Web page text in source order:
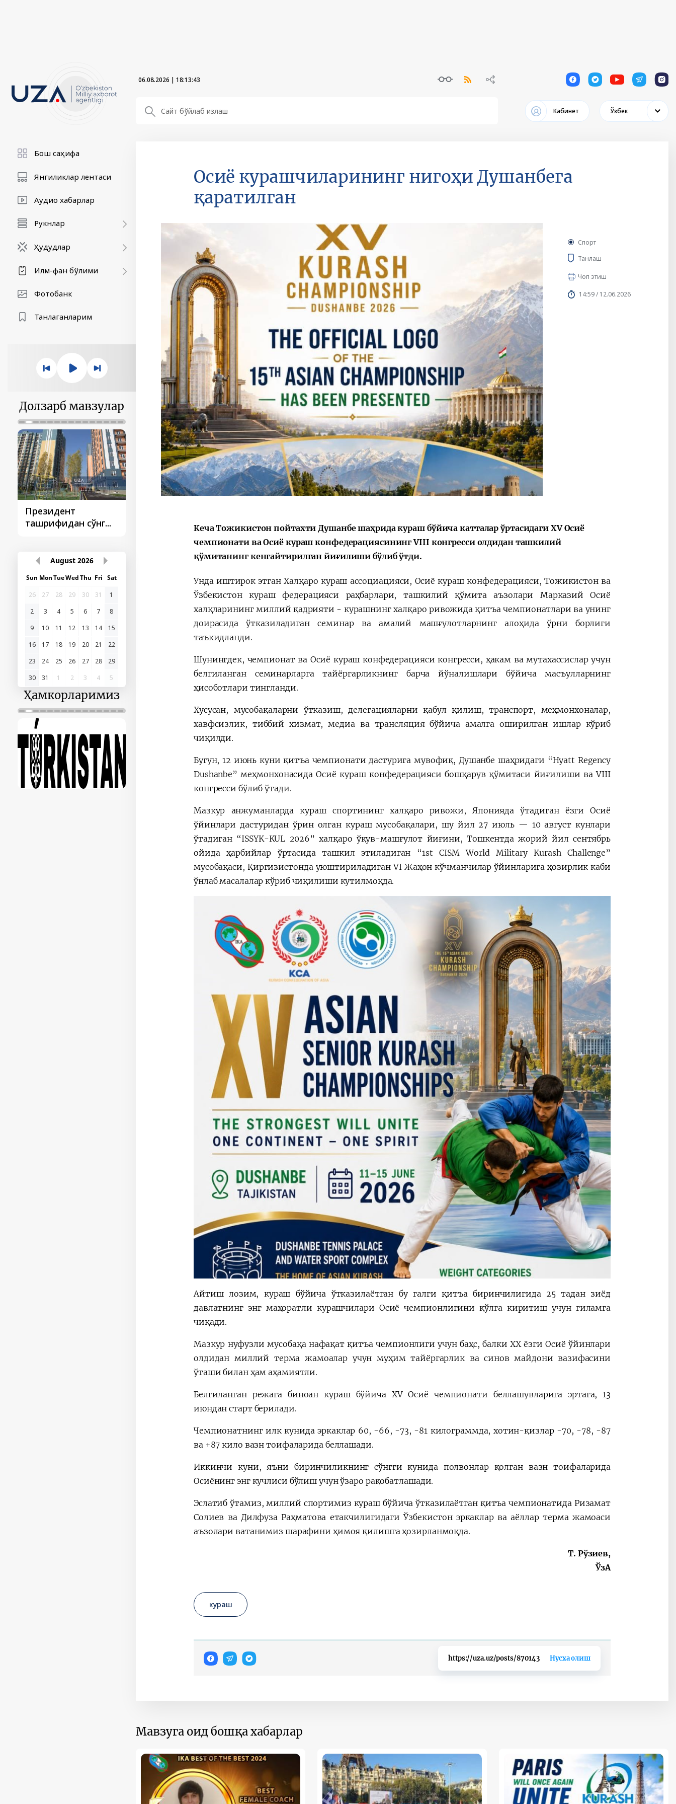
06.08.2026 | 18:13:44 1 1 1 1 1
Кабинет Ўзбек
Бош саҳифа
Янгиликлар лентаси
Аудио хабарлар
Рукнлар
Ҳудудлар
Илм-фан бўлими
Фотобанк
Танлаганларим
Долзарб мавзулар
Президент
ташрифидан сўнг...
ташрифлари
стратегияси
Мирзиёев
раислигида
ўтказилган
August 2026
Sun MonTueWedThu Fri Sat
26
27 28 29 30 31
1
2
3 4 5 6 7
8
9
10 11 12 13 14
15
16
17 18 19 20 21
22
23
24 25 26 27 28
29
30
31 1 2 3 4 5
Ҳамкорларимиз
Осиё курашчиларининг нигоҳи Душанбега
қаратилган
Спорт
Танлаш
Чоп этиш
14:59 / 12.06.2026
Кеча Тожикистон пойтахти Душанбе шаҳрида кураш бўйича катталар ўртасидаги XV Осиё
чемпионати ва Осиё кураш конфедерациясининг VIII конгресси олдидан ташкилий
қўмитанинг кенгайтирилган йиғилиши бўлиб ўтди.
Унда иштирок этган Халқаро кураш ассоциацияси, Осиё кураш конфедерацияси, Тожикистон ва
Ўзбекистон кураш федерацияси раҳбарлари, ташкилий қўмита аъзолари Марказий Осиё
халқларининг миллий қадрияти - курашнинг халқаро ривожида қитъа чемпионатлари ва унинг
доирасида ўтказиладиган семинар ва амалий машғулотларнинг алоҳида ўрни борлиги
таъкидланди.
Шунингдек, чемпионат ва Осиё кураш конфедерацияси конгресси, ҳакам ва мутахассислар учун
белгиланган семинарларга тайёргарликнинг барча йўналишлари бўйича масъулларнинг
ҳисоботлари тингланди.
Хусусан, мусобақаларни ўтказиш, делегацияларни қабул қилиш, транспорт, меҳмонхоналар,
хавфсизлик, тиббий хизмат, медиа ва трансляция бўйича амалга оширилган ишлар кўриб
чиқилди.
Бугун, 12 июнь куни қитъа чемпионати дастурига мувофиқ, Душанбе шаҳридаги “Hyatt Regency
Dushanbe” меҳмонхонасида Осиё кураш конфедерацияси бошқарув қўмитаси йиғилиши ва VIII
конгресси бўлиб ўтади.
Мазкур анжуманларда кураш спортининг халқаро ривожи, Японияда ўтадиган ёзги Осиё
ўйинлари дастуридан ўрин олган кураш мусобақалари, шу йил 27 июль — 10 август кунлари
ўтадиган “ISSYK-KUL 2026” халқаро ўқув-машғулот йиғини, Тошкентда жорий йил сентябрь
ойида ҳарбийлар ўртасида ташкил этиладиган “1st CISM World Military Kurash Challenge”
мусобақаси, Қирғизистонда уюштириладиган VI Жаҳон кўчманчилар ўйинларига ҳозирлик каби
ўнлаб масалалар кўриб чиқилиши кутилмоқда.
Айтиш лозим, кураш бўйича ўтказилаётган бу галги қитъа биринчилигида 25 тадан зиёд
давлатнинг энг маҳоратли курашчилари Осиё чемпионлигини қўлга киритиш учун гиламга
чиқади.
Мазкур нуфузли мусобақа нафақат қитъа чемпионлиги учун баҳс, балки XX ёзги Осиё ўйинлари
олдидан миллий терма жамоалар учун муҳим тайёргарлик ва синов майдони вазифасини
ўташи билан ҳам аҳамиятли.
Белгиланган режага биноан кураш бўйича XV Осиё чемпионати беллашувларига эртага, 13
июндан старт берилади.
Чемпионатнинг илк кунида эркаклар 60, -66, -73, -81 килограммда, хотин-қизлар -70, -78, -87
ва +87 кило вазн тоифаларида беллашади.
Иккинчи куни, яъни биринчиликнинг сўнгги кунида полвонлар қолган вазн тоифаларида
Осиёнинг энг кучлиси бўлиш учун ўзаро рақобатлашади.
Эслатиб ўтамиз, миллий спортимиз кураш бўйича ўтказилаётган қитъа чемпионатида Ризамат
Солиев ва Дилфуза Раҳматова етакчилигидаги Ўзбекистон эркаклар ва аёллар терма жамоаси
аъзолари ватанимиз шарафини ҳимоя қилишга ҳозирланмоқда.
Т. Рўзиев,
ЎзА
кураш
https://uza.uz/posts/870143 Нусха олиш
Мавзуга оид бошқа хабарлар